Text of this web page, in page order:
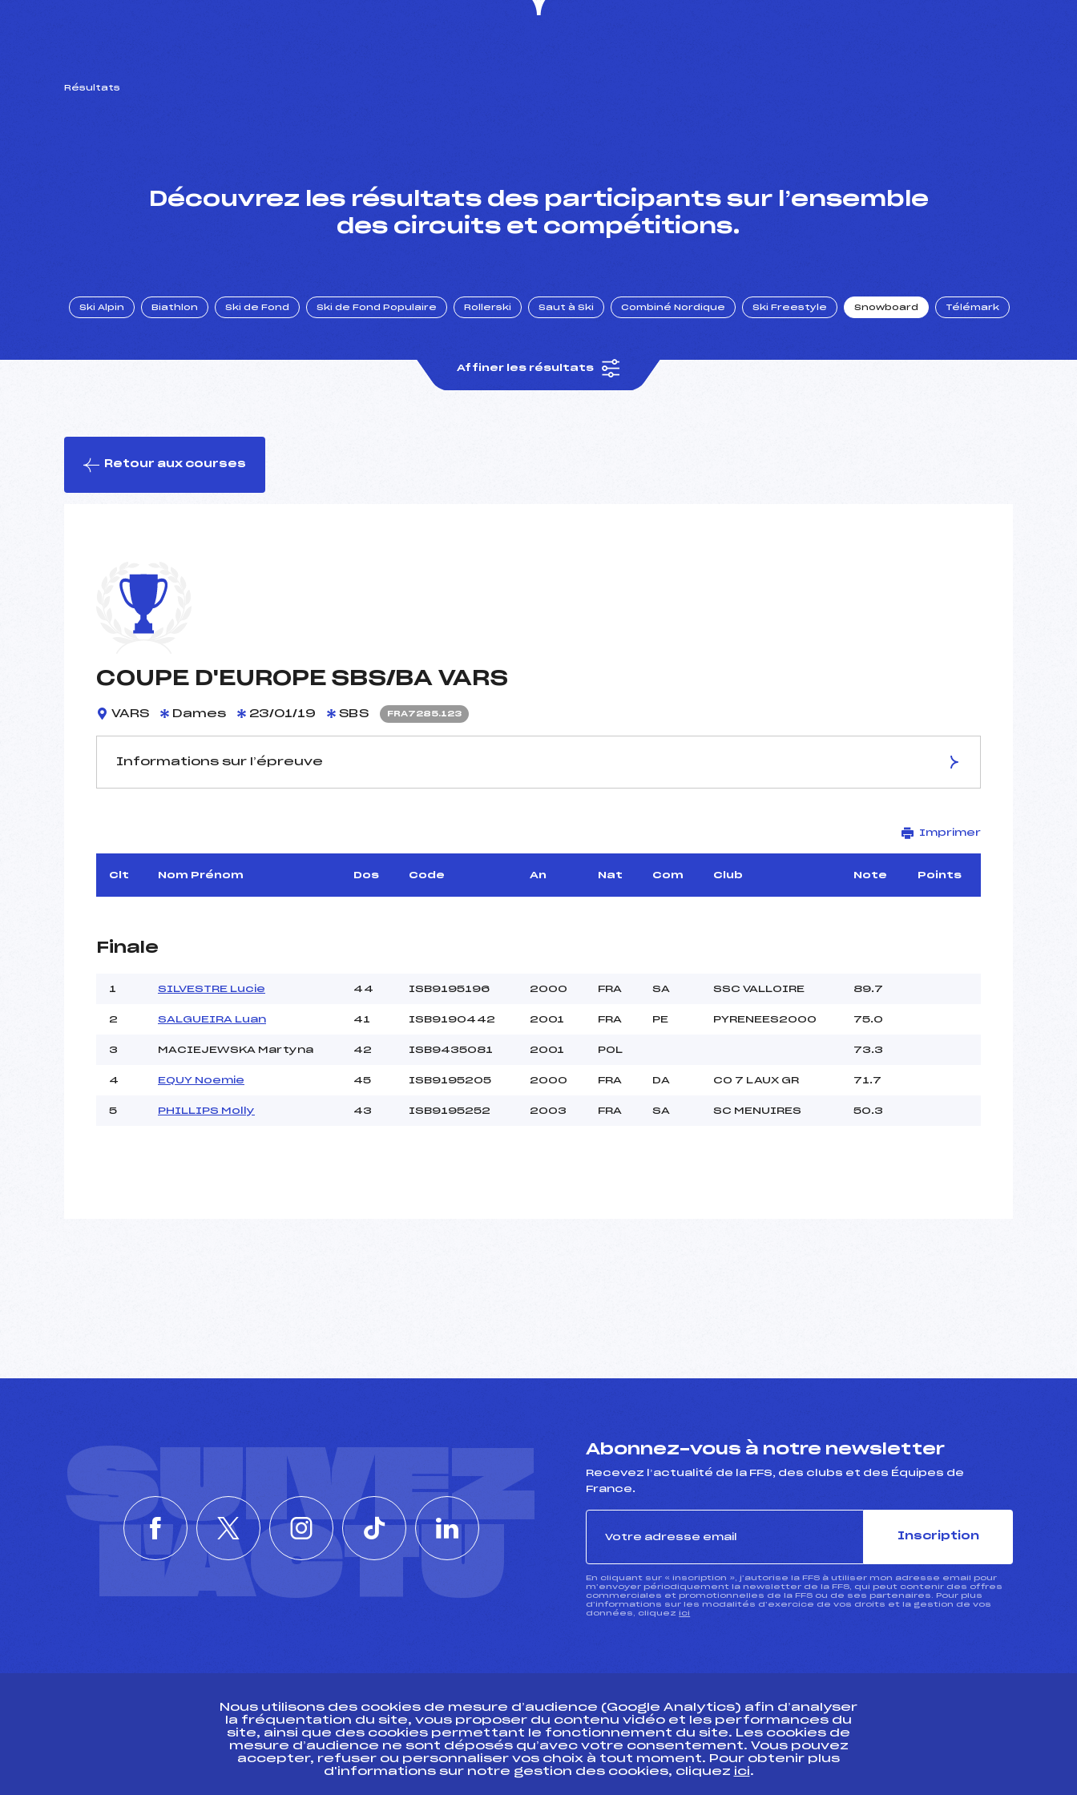
Résultats
Découvrez les résultats des participants sur l’ensemble
des circuits et compétitions.
Ski Alpin Biathlon Ski de Fond Ski de Fond Populaire Rollerski Saut à Ski Combiné Nordique Ski Freestyle Snowboard Télémark
Affiner les résultats
Retour aux courses
COUPE D'EUROPE SBS/BA VARS
VARS Dames 23/01/19 SBS FRA7285.123
Informations sur l’épreuve
Arbitre :
–
Assistant :
–
Altitude départ :
–
Altitude arrivée :
Nombre de portes :
–
Traceur :
–
Nombre de portes :
Traceur :
Pénalité appliquée :
–
Imprimer
Clt Nom Prénom Dos Code An Nat Com Club Note Points
Finale
1 SILVESTRE Lucie 44 ISB9195196 2000 FRA SA SSC VALLOIRE 89.7
2 SALGUEIRA Luan 41 ISB9190442 2001 FRA PE PYRENEES2000 75.0
3 MACIEJEWSKA Martyna 42 ISB9435081 2001 POL 73.3
4 EQUY Noemie 45 ISB9195205 2000 FRA DA CO 7 LAUX GR 71.7
5 PHILLIPS Molly 43 ISB9195252 2003 FRA SA SC MENUIRES 50.3
SUIVEZ
L'ACTU
Abonnez-vous à notre newsletter
Recevez l’actualité de la FFS, des clubs et des Équipes de
France.
Inscription
En cliquant sur « inscription », j’autorise la FFS à utiliser mon adresse email pour
m’envoyer périodiquement la newsletter de la FFS, qui peut contenir des offres
commerciales et promotionnelles de la FFS ou de ses partenaires. Pour plus
d’informations sur les modalités d’exercice de vos droits et la gestion de vos
données, cliquez ici
Ressources
Pass’Neige
Projet sportif fédéral
Pôle vie de l’athlète
Enseignement professionnel
Nous utilisons des cookies de mesure d’audience (Google Analytics) afin d’analyser
la fréquentation du site, vous proposer du contenu vidéo et les performances du
site, ainsi que des cookies permettant le fonctionnement du site. Les cookies de
mesure d’audience ne sont déposés qu’avec votre consentement. Vous pouvez
accepter, refuser ou personnaliser vos choix à tout moment. Pour obtenir plus
d'informations sur notre gestion des cookies, cliquez ici.